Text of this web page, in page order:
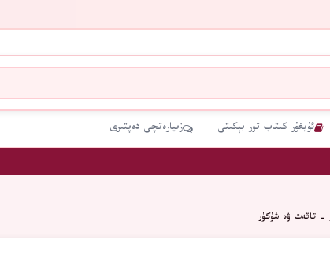
ئۇيغۇر كىتاب تور بېكىتى زىيارەتچى دەپتىرى
- تاقەت ۋە شۈكۈر